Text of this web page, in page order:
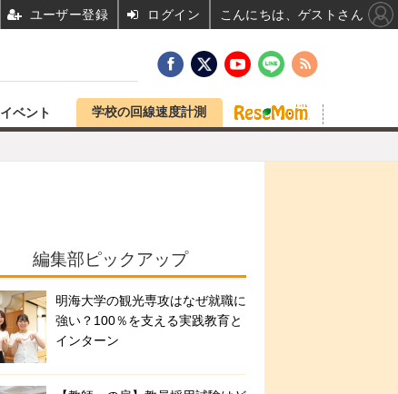
イベント 学校の回線速度計測
編集部ピックアップ
明海大学の観光専攻はなぜ就職に
強い？100％を支える実践教育と
インターン
ユーザー登録 ログイン こんにちは、ゲストさん